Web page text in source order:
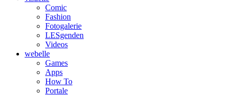
Comic
Fashion
Fotogalerie
LESgenden
Videos
webelle
Games
Apps
How To
Portale